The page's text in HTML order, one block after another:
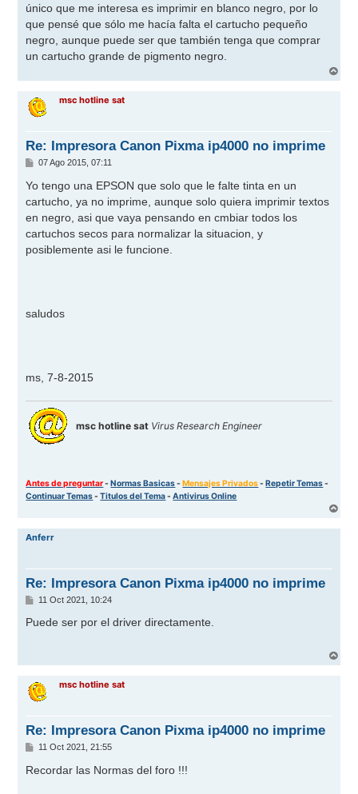
único que me interesa es imprimir en blanco negro, por lo
que pensé que sólo me hacía falta el cartucho pequeño
negro, aunque puede ser que también tenga que comprar
un cartucho grande de pigmento negro.
r
msc hotline sat
Re: Impresora Canon Pixma ip4000 no imprime
M
n
s
a
e
07 Ago 2015, 07:11
Yo tengo una EPSON que solo que le falte tinta en un
cartucho, ya no imprime, aunque solo quiera imprimir textos
en negro, asi que vaya pensando en cmbiar todos los
cartuchos secos para normalizar la situacion, y
posiblemente asi le funcione.
saludos
ms, 7-8-2015
msc hotline sat Virus Research Engineer
Antes de preguntar-Normas Basicas-Mensajes Privados-Repetir Temas-
Continuar Temas-Titulos del Tema-Antivirus Online
r
Anferr
Re: Impresora Canon Pixma ip4000 no imprime
M
n
11 Oct 2021, 10:24
Puede ser por el driver directamente.
r
msc hotline sat
Re: Impresora Canon Pixma ip4000 no imprime
M
n
s
11 Oct 2021, 21:55
Recordar las Normas del foro !!!